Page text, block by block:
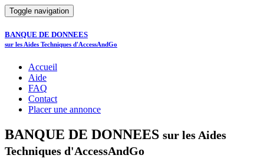
Toggle navigation
BANQUE DE DONNEES
sur les Aides Techniques d'AccessAndGo
Accueil
Aide
FAQ
Contact
Placer une annonce
BANQUE DE DONNEES sur les Aides
Techniques d'AccessAndGo